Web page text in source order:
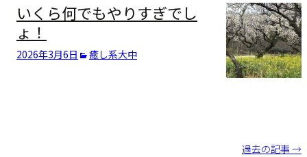
いくら何でもやりすぎでし
ょ！
2026年3月6日 癒し系大中
過去の記事 →